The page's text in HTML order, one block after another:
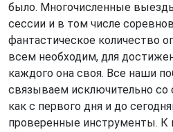
было. Многочисленные
сессии и в том числе
фантастическое количество
всем необходим, для
каждого она своя. Все наши
связываем исключительно
как с первого дня и до
проверенные инструменты. К